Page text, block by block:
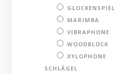
GLOCKENSPIEL
MARIMBA
VIBRAPHONE
WOODBLOCK
XYLOPHONE
SCHLÄGEL